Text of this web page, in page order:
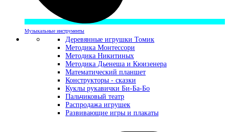
Музыкальные инструменты
Деревянные игрушки Томик
Методика Монтессори
Методика Никитиных
Методика Дьенеша и Кюизенера
Математический планшет
Конструкторы - сказки
Куклы рукавички Би-Ба-Бо
Пальчиковый театр
Распродажа игрушек
Развивающие игры и плакаты